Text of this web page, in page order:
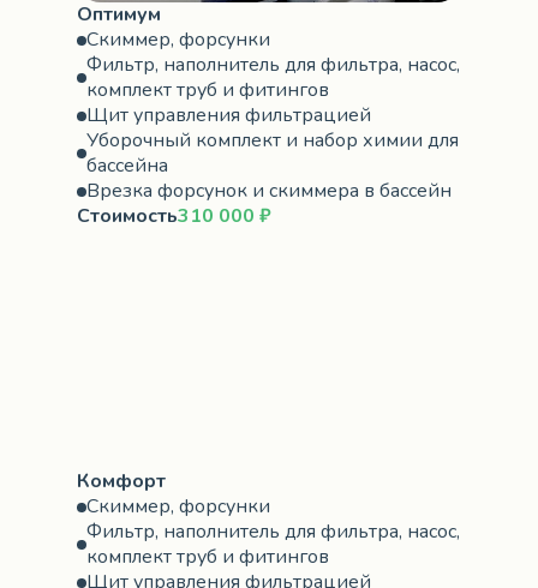
Оптимум
Скиммер, форсунки
Фильтр, наполнитель для фильтра, насос,
комплект труб и фитингов
Щит управления фильтрацией
Уборочный комплект и набор химии для
бассейна
Врезка форсунок и скиммера в бассейн
Стоимость310 000 ₽
Комфорт
Скиммер, форсунки
Фильтр, наполнитель для фильтра, насос,
комплект труб и фитингов
Щит управления фильтрацией